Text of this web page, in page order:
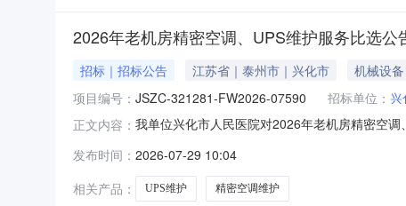
2026年老机房精密空调、UPS维护服务比选公
招标｜招标公告 江苏省｜泰州市｜兴化市 机械设备
项目编号： JSZC-321281-FW2026-07590 招标单位：
正文内容： 我单位兴化市人民医院对2026年老机房精密空
市人民医院1号楼信息部（五）比选方式：公开
发布时间： 2026-07-29 10:04
相关产品：
UPS维护 精密空调维护